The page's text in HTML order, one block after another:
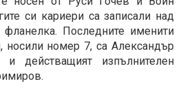
си кариери са записали над
Последните именити
носили номер 7, са Александър
и действащият изпълнителен